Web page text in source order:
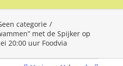
categorie
met de Spijker op
20:00 uur Foodvia